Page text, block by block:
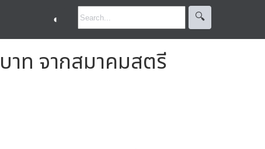
◐ 🔍︎
ท จากสมาคมสตรี